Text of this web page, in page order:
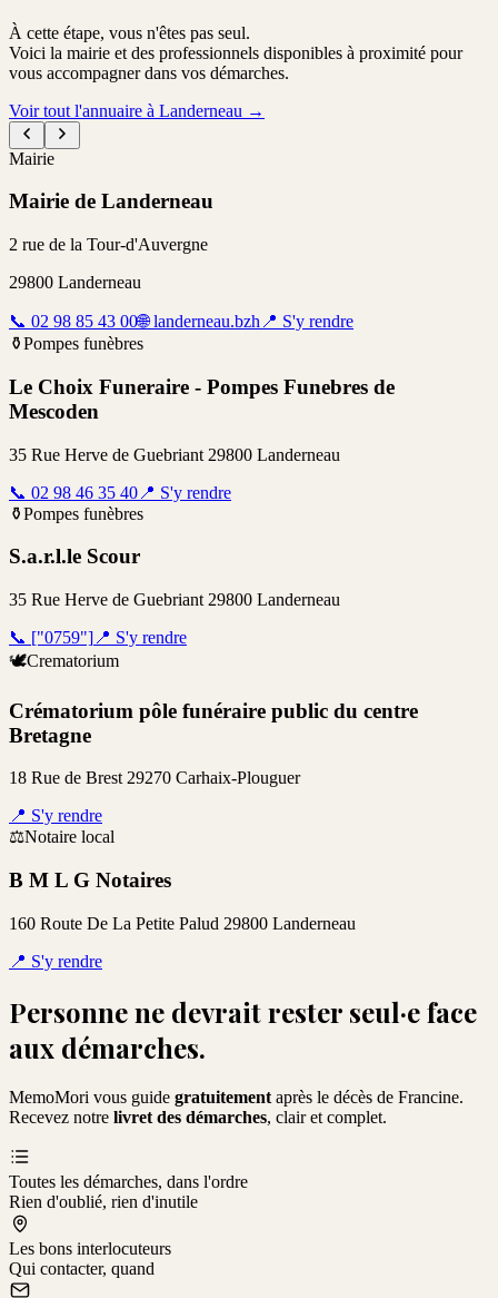
À cette étape, vous n'êtes pas seul.
Voici la mairie et des professionnels disponibles à proximité pour
vous accompagner dans vos démarches.
Voir tout l'annuaire à Landerneau →
Mairie
Mairie de Landerneau
2 rue de la Tour-d'Auvergne
29800 Landerneau
📞 02 98 85 43 00🌐 landerneau.bzh 📍 S'y rendre
⚱️Pompes funèbres
Le Choix Funeraire - Pompes Funebres de
Mescoden
35 Rue Herve de Guebriant 29800 Landerneau
📞 02 98 46 35 40 📍 S'y rendre
⚱️Pompes funèbres
S.a.r.l.le Scour
35 Rue Herve de Guebriant 29800 Landerneau
📞 ["0759"] 📍 S'y rendre
🕊️Crematorium
Crématorium pôle funéraire public du centre
Bretagne
18 Rue de Brest 29270 Carhaix-Plouguer
📍 S'y rendre
⚖️Notaire local
B M L G Notaires
160 Route De La Petite Palud 29800 Landerneau
📍 S'y rendre
Personne ne devrait rester seul·e face
aux démarches.
MemoMori vous guide gratuitement après le décès de Francine.
Recevez notre livret des démarches, clair et complet.
Toutes les démarches, dans l'ordre
Rien d'oublié, rien d'inutile
Les bons interlocuteurs
Qui contacter, quand